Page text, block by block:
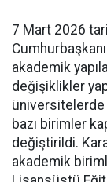
7 Mart 2026
akademik
değişiklikler
bazı birimler
değiştirildi.
akademik